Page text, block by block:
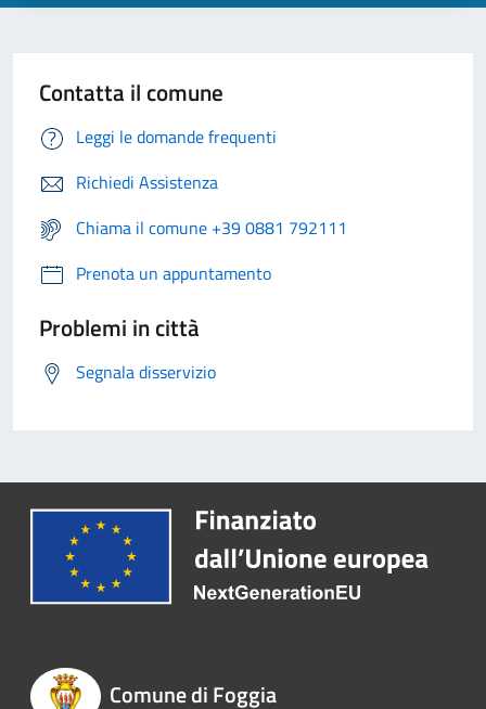
Contatta il comune
Leggi le domande frequenti
Richiedi Assistenza
Chiama il comune +39 0881 792111
Prenota un appuntamento
Problemi in città
Segnala disservizio
Comune di Foggia